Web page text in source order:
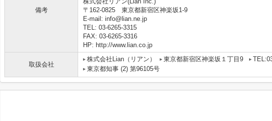
備考
〒162-0825 東京都新宿区神楽坂1-9
E-mail: info@lian.ne.jp
TEL: 03-6265-3315
FAX: 03-6265-3316
HP: http://www.lian.co.jp
取扱会社
株式会社Lian（リアン） 東京都新宿区神楽坂１丁目9
東京都知事 (2) 第96105号